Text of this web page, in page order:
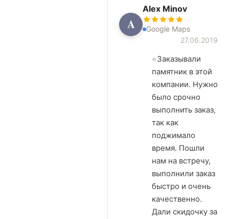
A
Alex Minov
Google Maps
27.06.2019
Заказывали
памятник в этой
компании. Нужно
было срочно
выполнить заказ,
так как
поджимало
время. Пошли
нам на встречу,
выполнили заказ
быстро и очень
качественно.
Дали скидочку за